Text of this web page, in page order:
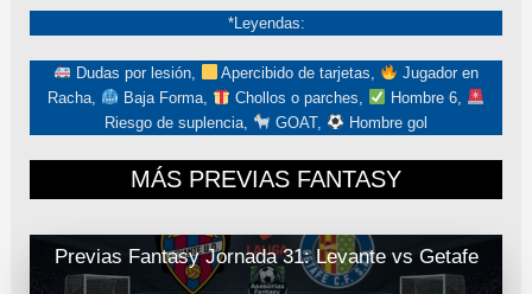
*Leyendas:
Dudas por lesión, Apercibido de tarjetas,
Jugador en
Racha,
Baja Forma, Chollos o parches,
Hombre 6,
Riesgo de suplencia,
GOAT, Hombre gol
MÁS PREVIAS FANTASY
Previas Fantasy Jornada 31: Levante vs Getafe